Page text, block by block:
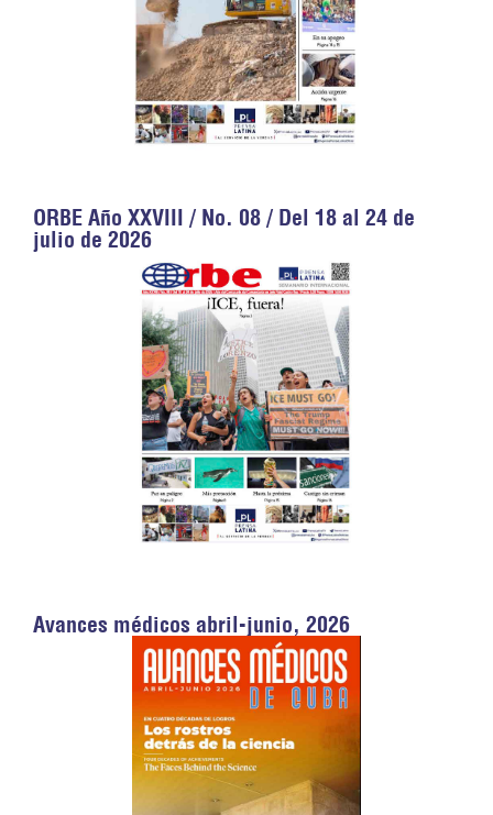
ORBE Año XXVIII / No. 08 / Del 18 al 24 de
julio de 2026
Avances médicos abril-junio, 2026